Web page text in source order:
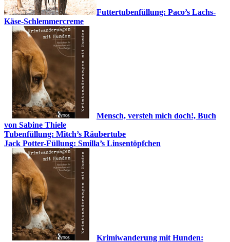
Futtertubenfüllung: Paco’s Lachs-
Käse-Schlemmercreme
Mensch, versteh mich doch!, Buch
von Sabine Thiele
Tubenfüllung: Mitch’s Räubertube
Jack Potter-Füllung: Smilla’s Linsentöpfchen
Krimiwanderung mit Hunden: